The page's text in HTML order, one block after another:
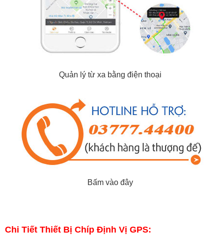
Quản lý từ xa bằng điện thoại
Bấm vào đây
Chi Tiết Thiết Bị Chíp Định Vị GPS: